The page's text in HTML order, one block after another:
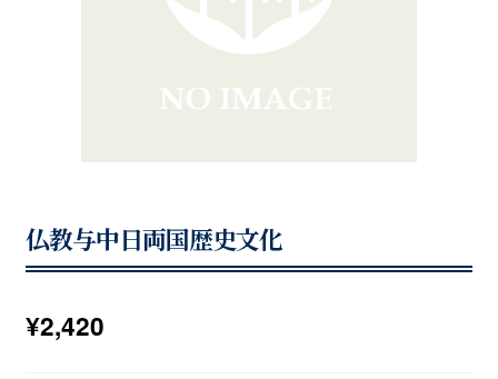
仏教与中日両国歴史文化
¥2,420